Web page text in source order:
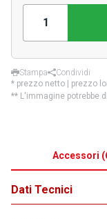
Stampa
Condividi
* prezzo netto | prezzo
** L'immagine potrebbe
Accessori (
Dati Tecnici